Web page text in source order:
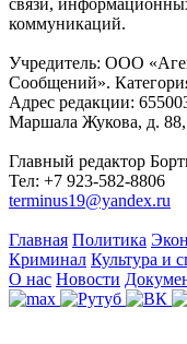
связи,
коммуникаций.
Учредитель: ООО
Сообщений».
Адрес редакции:
Маршала Жукова, д. 88,
Главный редактор
Тел: +7 923-582-8806
terminus19@yandex.ru
Главная Политика
Криминал Культура и
О нас Новости